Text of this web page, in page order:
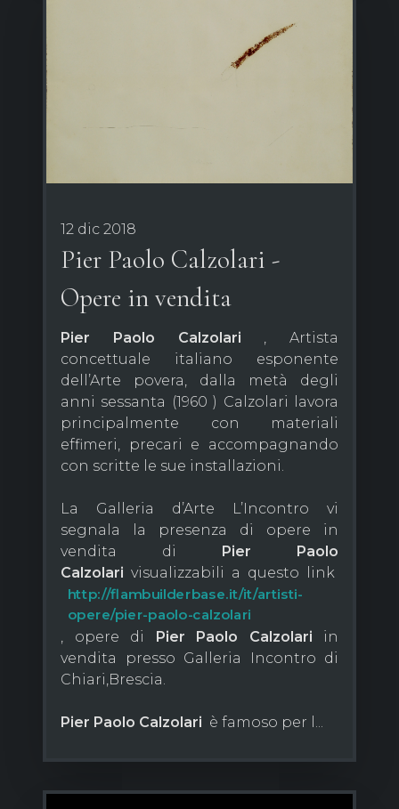
12 dic 2018
Pier Paolo Calzolari -
Opere in vendita
Pier Paolo Calzolari , Artista
concettuale italiano esponente
dell’Arte povera, dalla metà degli
anni sessanta (1960 ) Calzolari lavora
principalmente con materiali
effimeri, precari e accompagnando
con scritte le sue installazioni.
La Galleria d’Arte L’Incontro vi
segnala la presenza di opere in
vendita di
Pier Paolo
Calzolari visualizzabili a questo link
http://flambuilderbase.it/it/artisti-
opere/pier-paolo-calzolari
, opere di Pier Paolo Calzolari in
vendita presso Galleria Incontro di
Chiari,Brescia.
Pier Paolo Calzolari è famoso per l...